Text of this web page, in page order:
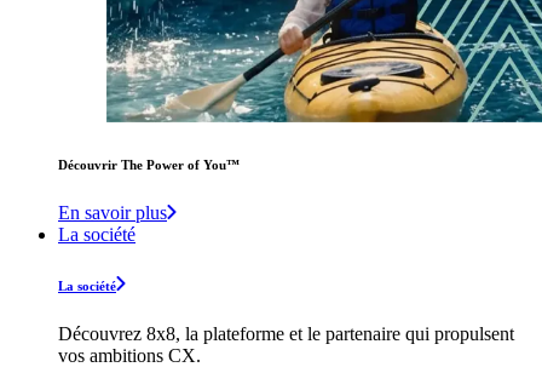
Découvrir The Power of You™️
En savoir plus
La société
La société
Découvrez 8x8, la plateforme et le partenaire qui propulsent
vos ambitions CX.